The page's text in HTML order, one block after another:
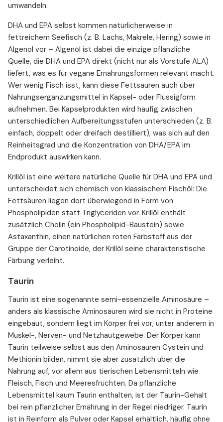
umwandeln.
DHA und EPA selbst kommen natürlicherweise in
fettreichem Seefisch (z. B. Lachs, Makrele, Hering) sowie in
Algenöl vor – Algenöl ist dabei die einzige pflanzliche
Quelle, die DHA und EPA direkt (nicht nur als Vorstufe ALA)
liefert, was es für vegane Ernährungsformen relevant macht.
Wer wenig Fisch isst, kann diese Fettsäuren auch über
Nahrungsergänzungsmittel in Kapsel- oder Flüssigform
aufnehmen. Bei Kapselprodukten wird häufig zwischen
unterschiedlichen Aufbereitungsstufen unterschieden (z. B.
einfach, doppelt oder dreifach destilliert), was sich auf den
Reinheitsgrad und die Konzentration von DHA/EPA im
Endprodukt auswirken kann.
Krillöl ist eine weitere natürliche Quelle für DHA und EPA und
unterscheidet sich chemisch von klassischem Fischöl: Die
Fettsäuren liegen dort überwiegend in Form von
Phospholipiden statt Triglyceriden vor. Krillöl enthält
zusätzlich Cholin (ein Phospholipid-Baustein) sowie
Astaxanthin, einen natürlichen roten Farbstoff aus der
Gruppe der Carotinoide, der Krillöl seine charakteristische
Färbung verleiht.
Taurin
Taurin ist eine sogenannte semi-essenzielle Aminosäure –
anders als klassische Aminosäuren wird sie nicht in Proteine
eingebaut, sondern liegt im Körper frei vor, unter anderem in
Muskel-, Nerven- und Netzhautgewebe. Der Körper kann
Taurin teilweise selbst aus den Aminosäuren Cystein und
Methionin bilden, nimmt sie aber zusätzlich über die
Nahrung auf, vor allem aus tierischen Lebensmitteln wie
Fleisch, Fisch und Meeresfrüchten. Da pflanzliche
Lebensmittel kaum Taurin enthalten, ist der Taurin-Gehalt
bei rein pflanzlicher Ernährung in der Regel niedriger. Taurin
ist in Reinform als Pulver oder Kapsel erhältlich, häufig ohne